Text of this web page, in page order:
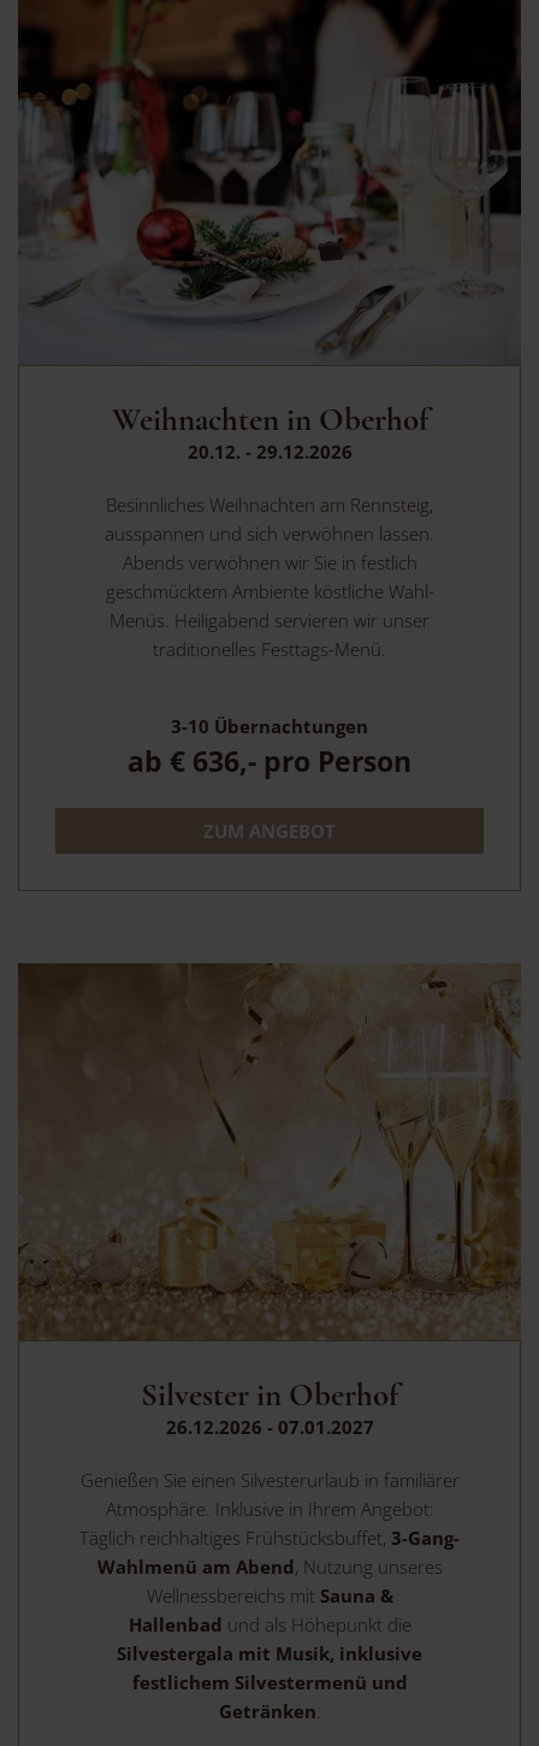
Weihnachten in Oberhof
20.12. - 29.12.2026
Besinnliches Weihnachten am Rennsteig,
ausspannen und sich verwöhnen lassen.
Abends verwöhnen wir Sie in festlich
geschmücktem Ambiente köstliche Wahl-
Menüs. Heiligabend servieren wir unser
traditionelles Festtags-Menü.
3-10 Übernachtungen
ab € 636,- pro Person
ZUM ANGEBOT
Silvester in Oberhof
26.12.2026 - 07.01.2027
Genießen Sie einen Silvesterurlaub in familiärer
Atmosphäre. Inklusive in Ihrem Angebot:
Täglich reichhaltiges Frühstücksbuffet, 3-Gang-
Wahlmenü am Abend, Nutzung unseres
Wellnessbereichs mit Sauna &
Hallenbad und als Höhepunkt die
Silvestergala mit Musik, inklusive
festlichem Silvestermenü und
Getränken